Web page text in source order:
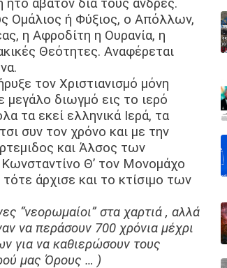
άβατον δια τους άνδρες.
Ομάλιος ή Φύξιος, ο Απόλλων,
η Αφροδίτη η Ουρανία, η
Θεότητες. Αναφέρεται
τον Χριστιανισμό μόνη
μεγάλο διωγμό εις το ιερό
τα εκεί ελληνικά Ιερά, τα
συν τον χρόνο και με την
και Άλσος των
Θ’ τον Μονομάχο
άρχισε και το κτίσιμο των
“νεορωμαίοι” στα χαρτιά , αλλά
να περάσουν 700 χρόνια μέχρι
για να καθιερώσουν τους
μας Όρους … )